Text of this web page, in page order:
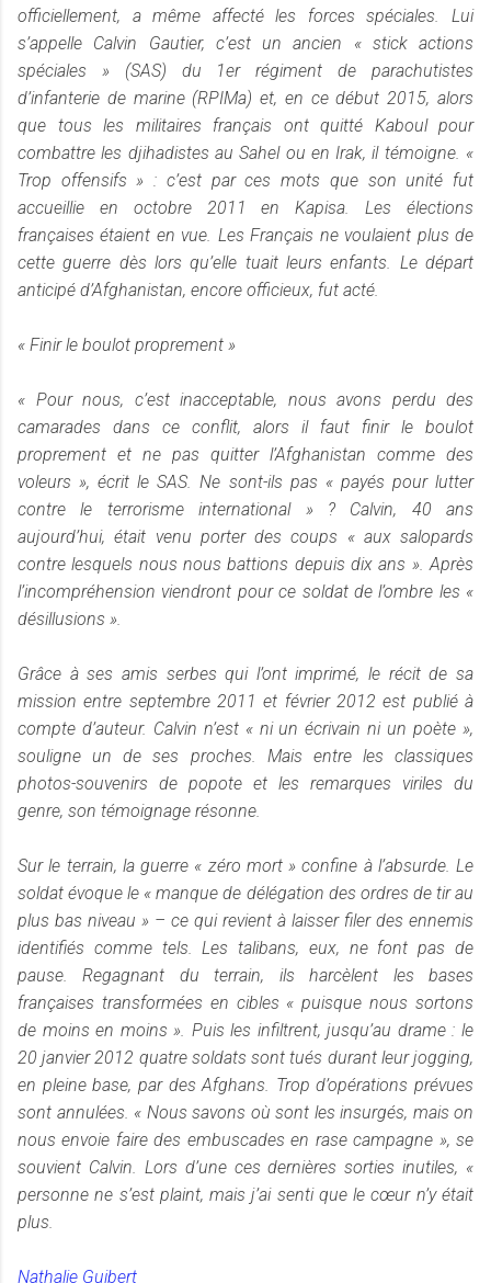
officiellement, a même affecté les forces spéciales. Lui
s’appelle Calvin Gautier, c’est un ancien « stick actions
spéciales » (SAS) du 1er régiment de parachutistes
d’infanterie de marine (RPIMa) et, en ce début 2015, alors
que tous les militaires français ont quitté Kaboul pour
combattre les djihadistes au Sahel ou en Irak, il témoigne. «
Trop offensifs » : c’est par ces mots que son unité fut
accueillie en octobre 2011 en Kapisa. Les élections
françaises étaient en vue. Les Français ne voulaient plus de
cette guerre dès lors qu’elle tuait leurs enfants. Le départ
anticipé d’Afghanistan, encore officieux, fut acté.
« Finir le boulot proprement »
« Pour nous, c’est inacceptable, nous avons perdu des
camarades dans ce conflit, alors il faut finir le boulot
proprement et ne pas quitter l’Afghanistan comme des
voleurs », écrit le SAS. Ne sont-ils pas « payés pour lutter
contre le terrorisme international » ? Calvin, 40 ans
aujourd’hui, était venu porter des coups « aux salopards
contre lesquels nous nous battions depuis dix ans ». Après
l’incompréhension viendront pour ce soldat de l’ombre les «
désillusions ».
Grâce à ses amis serbes qui l’ont imprimé, le récit de sa
mission entre septembre 2011 et février 2012 est publié à
compte d’auteur. Calvin n’est « ni un écrivain ni un poète »,
souligne un de ses proches. Mais entre les classiques
photos-souvenirs de popote et les remarques viriles du
genre, son témoignage résonne.
Sur le terrain, la guerre « zéro mort » confine à l’absurde. Le
soldat évoque le « manque de délégation des ordres de tir au
plus bas niveau » – ce qui revient à laisser filer des ennemis
identifiés comme tels. Les talibans, eux, ne font pas de
pause. Regagnant du terrain, ils harcèlent les bases
françaises transformées en cibles « puisque nous sortons
de moins en moins ». Puis les infiltrent, jusqu’au drame : le
20 janvier 2012 quatre soldats sont tués durant leur jogging,
en pleine base, par des Afghans. Trop d’opérations prévues
sont annulées. « Nous savons où sont les insurgés, mais on
nous envoie faire des embuscades en rase campagne », se
souvient Calvin. Lors d’une ces dernières sorties inutiles, «
personne ne s’est plaint, mais j’ai senti que le cœur n’y était
plus.
Nathalie Guibert